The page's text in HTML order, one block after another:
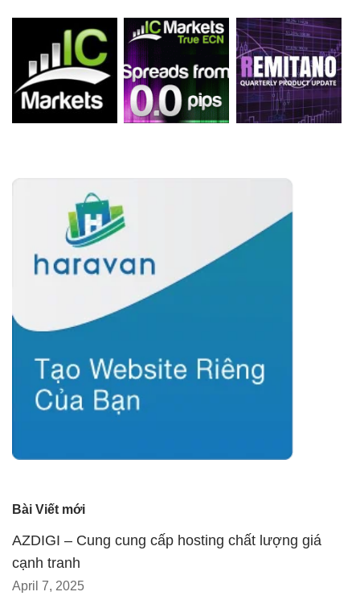
Bài Viết mới
AZDIGI – Cung cung cấp hosting chất lượng giá
cạnh tranh
April 7, 2025